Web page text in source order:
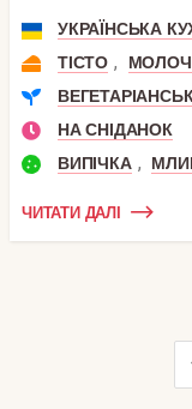
УКРАЇНСЬКА
ТІСТО ,
НА СНІДАНОК
ВИПІЧКА ,
ЧИТАТИ ДАЛІ